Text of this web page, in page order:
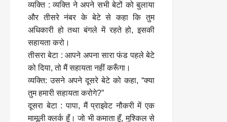
व्यक्ति : व्यक्ति ने अपने सभी बेटों को बुलाया
और तीसरे नंबर के बेटे से कहा कि तुम
अधिकारी हो तथा बंगले में रहते हो, इसकी
सहायता करो।
तीसरा बेटा : आपने अपना सारा फंड पहले बेटे
को दिया, तो मैं सहायता नहीं करूँगा।
व्यक्ति: उसने अपने दूसरे बेटे को कहा, “क्या
तुम हमारी सहायता करोगे?”
दूसरा बेटा : पापा, मैं प्राइवेट नौकरी में एक
मामूली क्लर्क हूँ। जो भी कमाता हूँ, मुश्किल से